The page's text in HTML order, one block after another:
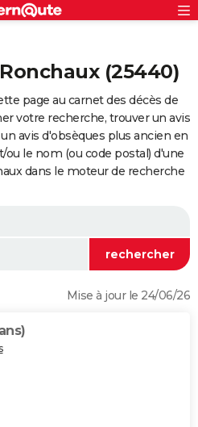
(25440)
page au carnet des décès de
votre recherche, trouver un avis
avis d'obsèques plus ancien en
le nom (ou code postal) d'une
dans le moteur de recherche
Mise à jour le 24/06/26